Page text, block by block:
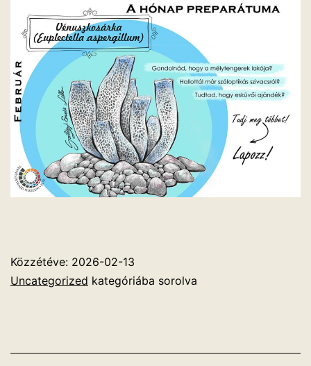
Közzétéve: 2026-02-13
Uncategorized kategóriába sorolva